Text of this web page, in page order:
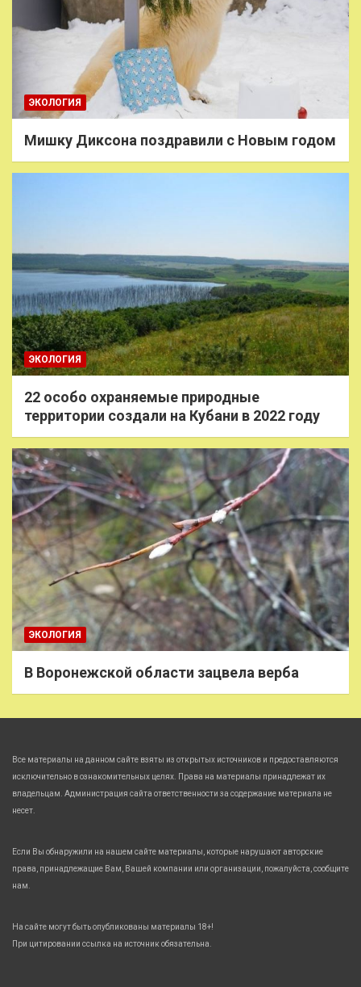
ЭКОЛОГИЯ
Мишку Диксона поздравили с Новым годом
ЭКОЛОГИЯ
22 особо охраняемые природные
территории создали на Кубани в 2022 году
ЭКОЛОГИЯ
В Воронежской области зацвела верба
Все материалы на данном сайте взяты из открытых источников и предоставляются
исключительно в ознакомительных целях. Права на материалы принадлежат их
владельцам. Администрация сайта ответственности за содержание материала не
несет.
Если Вы обнаружили на нашем сайте материалы, которые нарушают авторские
права, принадлежащие Вам, Вашей компании или организации, пожалуйста, сообщите
нам.
На сайте могут быть опубликованы материалы 18+!
При цитировании ссылка на источник обязательна.